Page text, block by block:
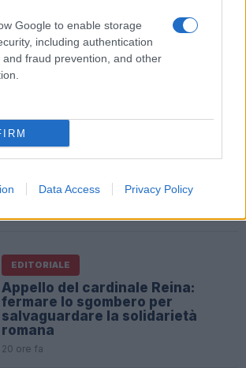
Google to enable storage
including authentication
and fraud prevention, and other
Data Access Privacy Policy
EDITORIALE
Tragedia a Viterbo: 23enne
trovata morta in un magazzino
abbandonato
EDITORIALE
difende dopo l’omicidio
dell’anziana
EDITORIALE
Appello del cardinale Reina:
fermare lo sgombero per
salvaguardare la solidarietà
romana
20 ore fa